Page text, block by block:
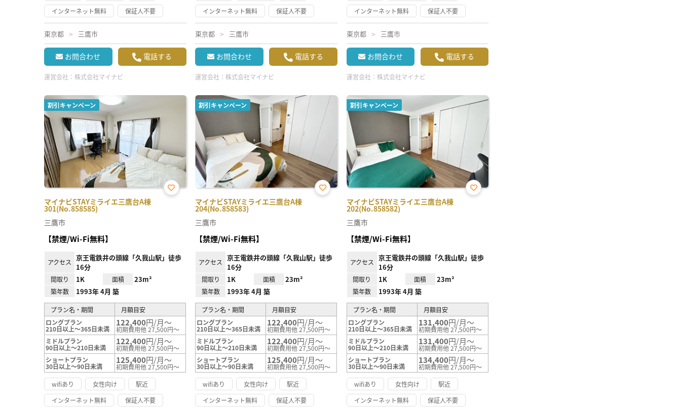
インターネット無料
保証人不要
東京都 三鷹市
お問合わせ 電話する
運営会社： 株式会社マイナビ
インターネット無料
保証人不要
東京都 三鷹市
お問合わせ 電話する
運営会社：株式会社マイナビ
インターネット無料
保証人不要
東京都 三鷹市
お問合わせ 電話する
運営会社： 株式会社マイナビ
割引キャンペーン
マイナビSTAYミライエ三鷹台A棟
301(No.858585)
お気
三鷹市
【禁煙/Wi-Fi無料】
アクセス
京王電鉄井の頭線「久我山駅」徒歩
16分
間取り 1K 面積 23m²
築年数 1993年 4月 築
プラン名・期間
月額目安
ロングプラン
210日以上～365日未満
122,400円/月～
初期費用他 27,500円～
ミドルプラン
90日以上～210日未満
122,400円/月～
初期費用他 27,500円～
ショートプラン
30日以上～90日未満
125,400円/月～
初期費用他 27,500円～
wifiあり
女性向け
駅近
インターネット無料
保証人不要
割引キャンペーン
マイナビSTAYミライエ三鷹台A棟
204(No.858583)
お気
三鷹市
【禁煙/Wi-Fi無料】
アクセス
京王電鉄井の頭線「久我山駅」徒歩
16分
間取り 1K 面積 23m²
築年数 1993年 4月 築
プラン名・期間
月額目安
ロングプラン
210日以上～365日未満
122,400円/月～
初期費用他 27,500円～
ミドルプラン
90日以上～210日未満
122,400円/月～
初期費用他 27,500円～
ショートプラン
30日以上～90日未満
125,400円/月～
初期費用他 27,500円～
wifiあり
女性向け
駅近
インターネット無料
保証人不要
割引キャンペーン
マイナビSTAYミライエ三鷹台A棟
202(No.858582)
お気
三鷹市
【禁煙/Wi-Fi無料】
アクセス
京王電鉄井の頭線「久我山駅」徒歩
16分
間取り 1K 面積 23m²
築年数 1993年 4月 築
プラン名・期間
月額目安
ロングプラン
210日以上～365日未満
131,400円/月～
初期費用他 27,500円～
ミドルプラン
90日以上～210日未満
131,400円/月～
初期費用他 27,500円～
ショートプラン
30日以上～90日未満
134,400円/月～
初期費用他 27,500円～
wifiあり
女性向け
駅近
インターネット無料
保証人不要